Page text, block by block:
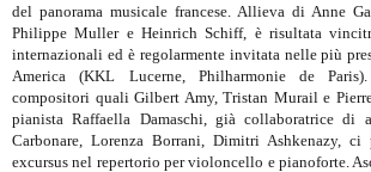
del panorama musicale francese. Allieva di Anne
Philippe Muller e Heinrich Schiff, è risultata
internazionali ed è regolarmente invitata nelle più
America (KKL Lucerne, Philharmonie de
compositori quali Gilbert Amy, Tristan Murail e
pianista Raffaella Damaschi, già collaboratrice di
Carbonare, Lorenza Borrani, Dimitri Ashkenazy, ci
excursus nel repertorio per violoncello e pianoforte.